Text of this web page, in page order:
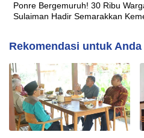
Ponre Bergemuruh! 30 Ribu
Sulaiman Hadir Semarakkan
Rekomendasi untuk Anda